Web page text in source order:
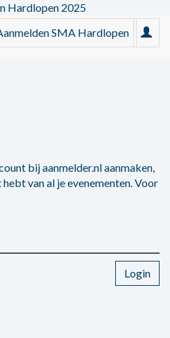
SMA Hardlopen
bij aanmelder.nl aanmaken,
van al je evenementen. Voor
Login